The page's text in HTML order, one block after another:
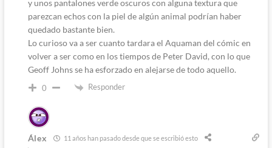
y unos pantalones verde oscuros con alguna textura que
parezcan echos con la piel de algún animal podrían haber
quedado bastante bien.
Lo curioso va a ser cuanto tardara el Aquaman del cómic en
volver a ser como en los tiempos de Peter David, con lo que
Geoff Johns se ha esforzado en alejarse de todo aquello.
0 Responder
Álex 11 años han pasado desde que se escribió esto